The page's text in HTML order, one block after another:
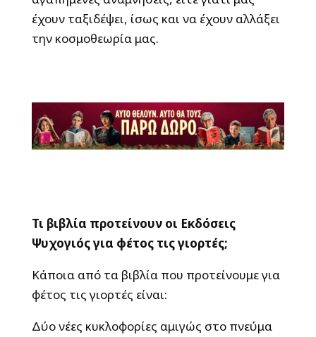
έχουν ταξιδέψει, ίσως και να έχουν αλλάξει
την κοσμοθεωρία μας.
Τι βιβλία προτείνουν οι Εκδόσεις
Ψυχογιός για φέτος τις γιορτές;
Κάποια από τα βιβλία που προτείνουμε για
φέτος τις γιορτές είναι:
Δύο νέες κυκλοφορίες αμιγώς στο πνεύμα